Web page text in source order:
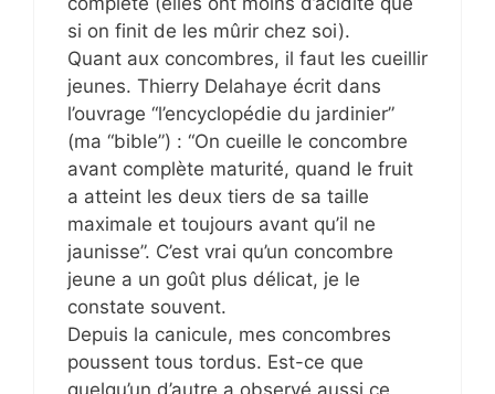
si on finit de les mûrir chez soi).
Quant aux concombres, il faut les cueillir
jeunes. Thierry Delahaye écrit dans
l’ouvrage “l’encyclopédie du jardinier”
(ma “bible”) : “On cueille le concombre
avant complète maturité, quand le fruit
a atteint les deux tiers de sa taille
maximale et toujours avant qu’il ne
jaunisse”. C’est vrai qu’un concombre
jeune a un goût plus délicat, je le
constate souvent.
Depuis la canicule, mes concombres
poussent tous tordus. Est-ce que
quelqu’un d’autre a observé aussi ce